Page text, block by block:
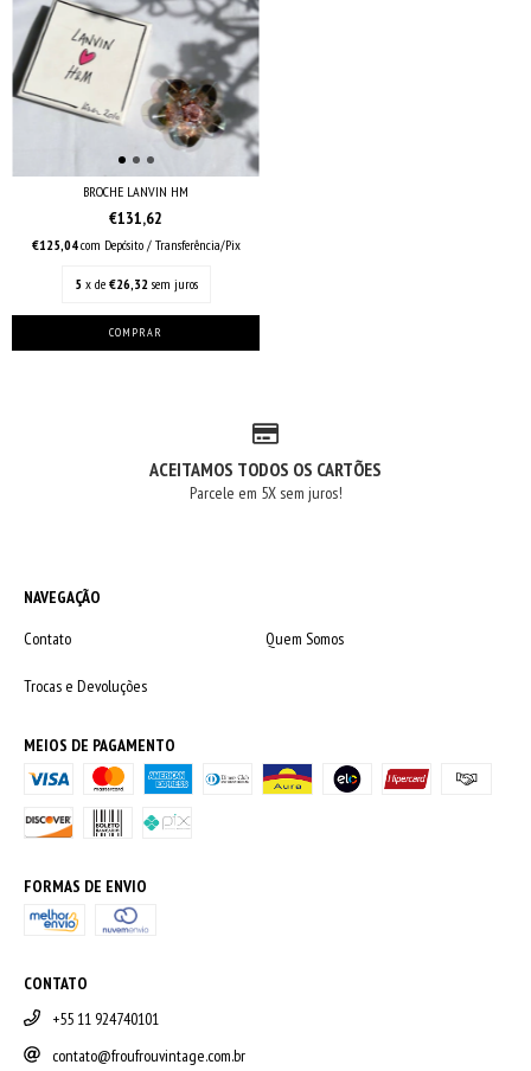
BROCHE LANVIN HM
€131,62
€125,04com Depósito / Transferência/Pix
5 x de €26,32 sem juros
ACEITAMOS TODOS OS CARTÕES
Parcele em 5X sem juros!
NAVEGAÇÃO
Contato
Quem Somos
Trocas e Devoluções
MEIOS DE PAGAMENTO
FORMAS DE ENVIO
CONTATO
+55 11 924740101
contato@froufrouvintage.com.br